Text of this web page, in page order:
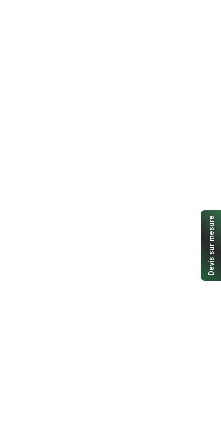
Devis sur mesure